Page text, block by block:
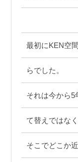
最初にKEN空
らでした。
それは今から5
て替えではな
そこでどこか